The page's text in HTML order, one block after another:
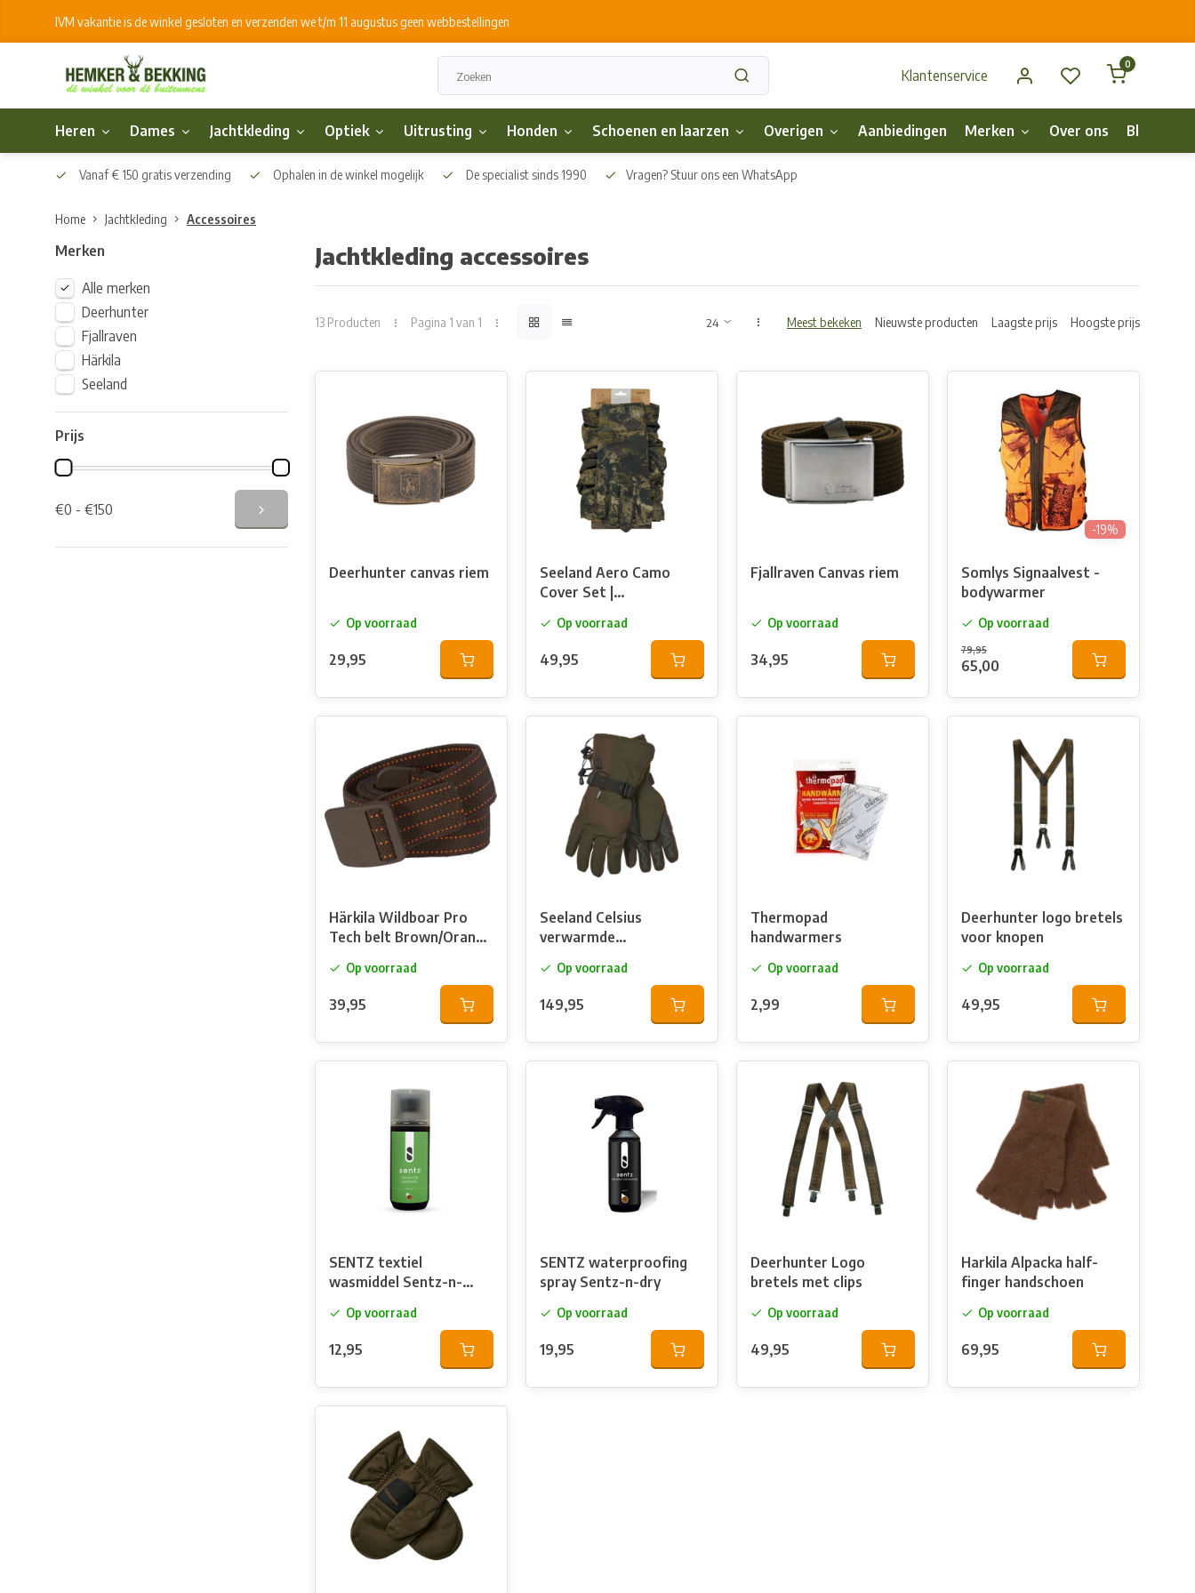
IVM vakantie is de winkel gesloten en verzenden we t/m 11 augustus geen webbestellingen
Klantenservice
0
Heren Dames Jachtkleding Optiek Uitrusting Honden Schoenen en laarzen Overigen Aanbiedingen Merken Over ons Blog
Vanaf € 150 gratis verzending Ophalen in de winkel mogelijk De specialist sinds 1990 Vragen? Stuur ons een WhatsApp
Home Jachtkleding Accessoires
Merken
Alle merken
Deerhunter
Fjallraven
Härkila
Seeland
Prijs
€0 - €150
Jachtkleding accessoires
13 Producten Pagina 1 van 1 Meest bekeken Nieuwste producten Laagste prijs Hoogste prijs
Deerhunter canvas riem
Op voorraad
29,95
Seeland Aero Camo
Cover Set |
nekgaiter
Op voorraad
49,95
Fjallraven Canvas riem
Op voorraad
34,95
-19%
Somlys Signaalvest -
bodywarmer
Op voorraad
79,95
65,00
Härkila Wildboar Pro
Tech belt Brown/Orange
Op voorraad
39,95
Seeland Celsius
verwarmde
Op voorraad
149,95
Thermopad
handwarmers
Op voorraad
2,99
Deerhunter logo bretels
voor knopen
Op voorraad
49,95
SENTZ textiel
wasmiddel Sentz-n-
Op voorraad
12,95
SENTZ waterproofing
spray Sentz-n-dry
Op voorraad
19,95
Deerhunter Logo
bretels met clips
Op voorraad
49,95
Harkila Alpacka half-
finger handschoen
Op voorraad
69,95